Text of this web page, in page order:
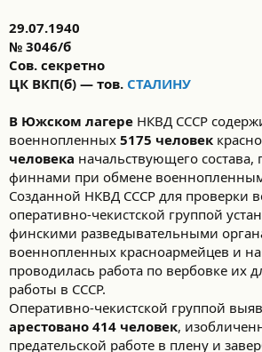
29.07.1940
№ 3046/б
Сов. секретно
ЦК ВКП(б) — тов. СТАЛИНУ
В Южском лагере НКВД СССР
военнопленных 5175 человек
человека начальствующего состава,
финнами при обмене
Созданной НКВД СССР для проверки
оперативно-чекистской группой
финскими разведывательными
военнопленных красноармейцев и
проводилась работа по вербовке их
работы в СССР.
Оперативно-чекистской группой
арестовано 414 человек,
предательской работе в плену и